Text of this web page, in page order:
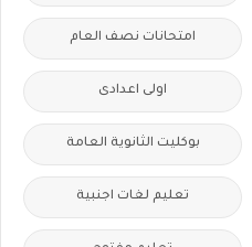
امتحانات نصف العام
اولى اعدادى
بوكليت الثانوية العامة
تعليم لغات اجنبية